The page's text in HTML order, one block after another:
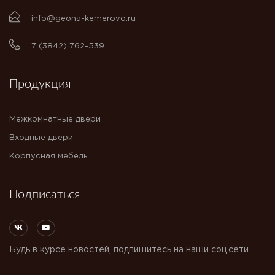
info@geona-kemerovo.ru
7 (3842) 762-539
Продукция
Межкомнатные двери
Входные двери
Корпусная мебель
Подписаться
Будь в курсе новостей, подпишитесь на наши соц.сети.